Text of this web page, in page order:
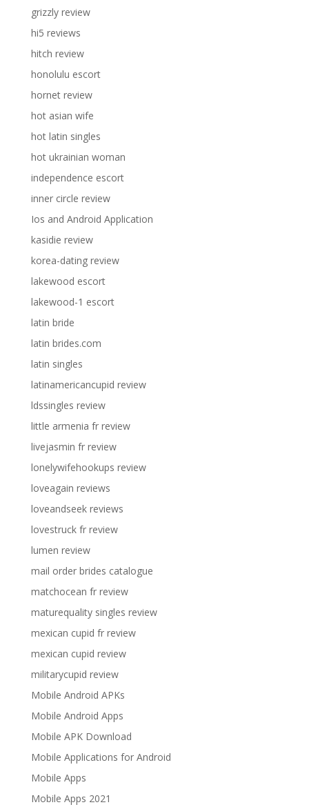
grizzly review
hi5 reviews
hitch review
honolulu escort
hornet review
hot asian wife
hot latin singles
hot ukrainian woman
independence escort
inner circle review
Ios and Android Application
kasidie review
korea-dating review
lakewood escort
lakewood-1 escort
latin bride
latin brides.com
latin singles
latinamericancupid review
ldssingles review
little armenia fr review
livejasmin fr review
lonelywifehookups review
loveagain reviews
loveandseek reviews
lovestruck fr review
lumen review
mail order brides catalogue
matchocean fr review
maturequality singles review
mexican cupid fr review
mexican cupid review
militarycupid review
Mobile Android APKs
Mobile Android Apps
Mobile APK Download
Mobile Applications for Android
Mobile Apps
Mobile Apps 2021